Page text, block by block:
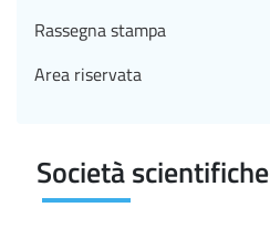
Società scientifiche
Rassegna stampa
Area riservata